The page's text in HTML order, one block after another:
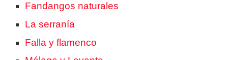
Fandangos naturales
La serranía
Falla y flamenco